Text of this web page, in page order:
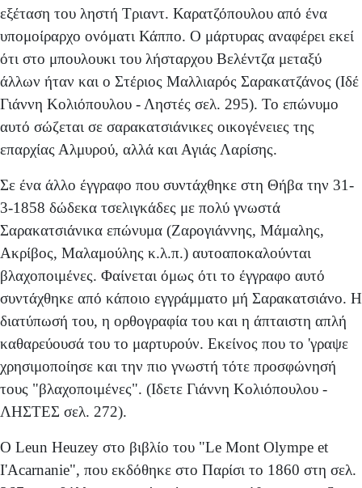
εξέταση του ληστή Τριαντ. Καρατζόπουλου από ένα
υπομοίραρχο ονόματι Κάππο. Ο μάρτυρας αναφέρει εκεί
ότι στο μπουλουκι του λήσταρχου Βελέντζα μεταξύ
άλλων ήταν και ο Στέριος Μαλλιαρός Σαρακατζάνος (Ιδέ
Γιάννη Κολιόπουλου - Ληστές σελ. 295). Το επώνυμο
αυτό σώζεται σε σαρακατσιάνικες οικογένειες της
επαρχίας Αλμυρού, αλλά και Αγιάς Λαρίσης.
Σε ένα άλλο έγγραφο που συντάχθηκε στη Θήβα την 31-
3-1858 δώδεκα τσελιγκάδες με πολύ γνωστά
Σαρακατσιάνικα επώνυμα (Ζαρογιάννης, Μάμαλης,
Ακρίβος, Μαλαμούλης κ.λ.π.) αυτοαποκαλούνται
βλαχοποιμένες. Φαί­νεται όμως ότι το έγγραφο αυτό
συντάχθηκε από κάποιο εγγράμματο μή Σαρακατσιάνο. Η
διατύπωσή του, η ορ­θογραφία του και η άπταιστη απλή
καθαρεύουσά του το μαρτυρούν. Εκείνος που το 'γραψε
χρησιμοποίησε και την πιο γνωστή τότε προσφώνησή
τους "βλαχοποιμένες". (Ιδετε Γιάννη Κολιόπουλου -
ΛΗΣΤΕΣ σελ. 272).
Ο Leun Heuzey στο βιβλίο του "Le Mont Olympe et
I'Acarnanie", που εκδόθηκε στο Παρίσι το 1860 στη σελ.